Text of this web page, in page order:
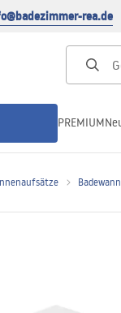
rea.de
PREMIUM